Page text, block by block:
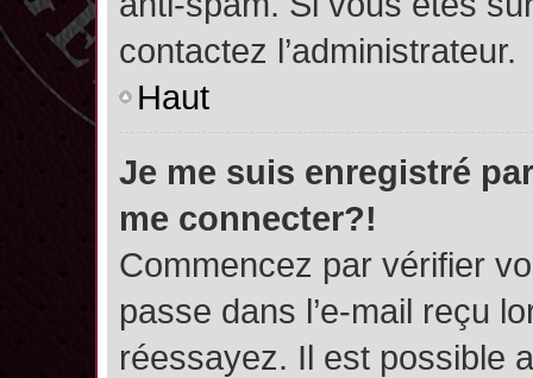
contactez l’administrateur.
Haut
Je me suis enregistré
me connecter?!
Commencez par vérifier
passe dans l’e-mail reçu
réessayez. Il est possible